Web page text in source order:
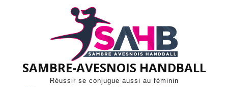
SAMBRE-AVESNOIS HANDBALL
Réussir se conjugue aussi au féminin